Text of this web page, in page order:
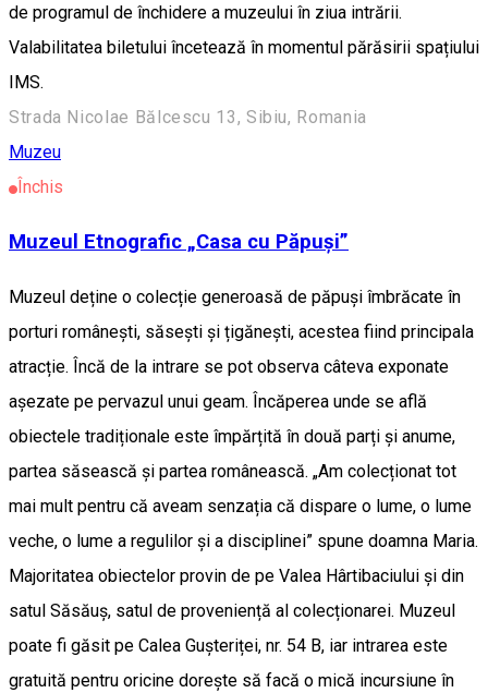
de programul de închidere a muzeului în ziua intrării.
Valabilitatea biletului încetează în momentul părăsirii spațiului
IMS.
Strada Nicolae Bălcescu 13, Sibiu, Romania
Muzeu
Închis
Muzeul Etnografic „Casa cu Păpuși”
Muzeul deține o colecție generoasă de păpuși îmbrăcate în
porturi românești, săsești și țigănești, acestea fiind principala
atracție. Încă de la intrare se pot observa câteva exponate
așezate pe pervazul unui geam. Încăperea unde se află
obiectele tradiționale este împărțită în două parți și anume,
partea săsească și partea românească. „Am colecționat tot
mai mult pentru că aveam senzația că dispare o lume, o lume
veche, o lume a regulilor și a disciplinei” spune doamna Maria.
Majoritatea obiectelor provin de pe Valea Hârtibaciului și din
satul Săsăuș, satul de proveniență al colecționarei. Muzeul
poate fi găsit pe Calea Gușteriței, nr. 54 B, iar intrarea este
gratuită pentru oricine dorește să facă o mică incursiune în